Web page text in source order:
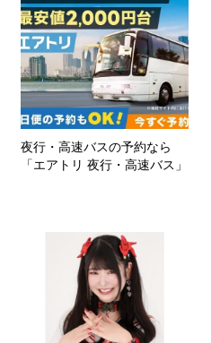
夜行・高速バスの予約なら
「エアトリ 夜行・高速バス」